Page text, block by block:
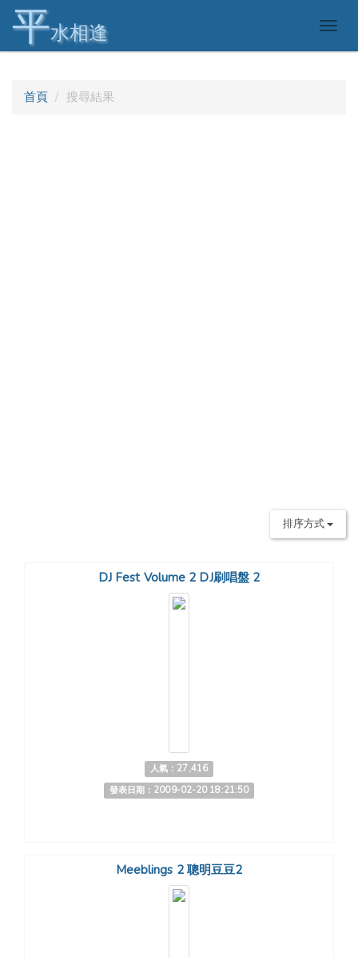
平水相逢
首頁 搜尋結果
排序方式
DJ Fest Volume 2 DJ刷唱盤 2
人氣：27,416
發表日期：2009-02-20 18:21:50
Meeblings 2 聰明豆豆2